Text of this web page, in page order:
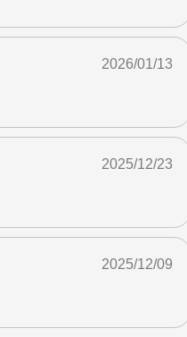
2026/01/13
2025/12/23
2025/12/09